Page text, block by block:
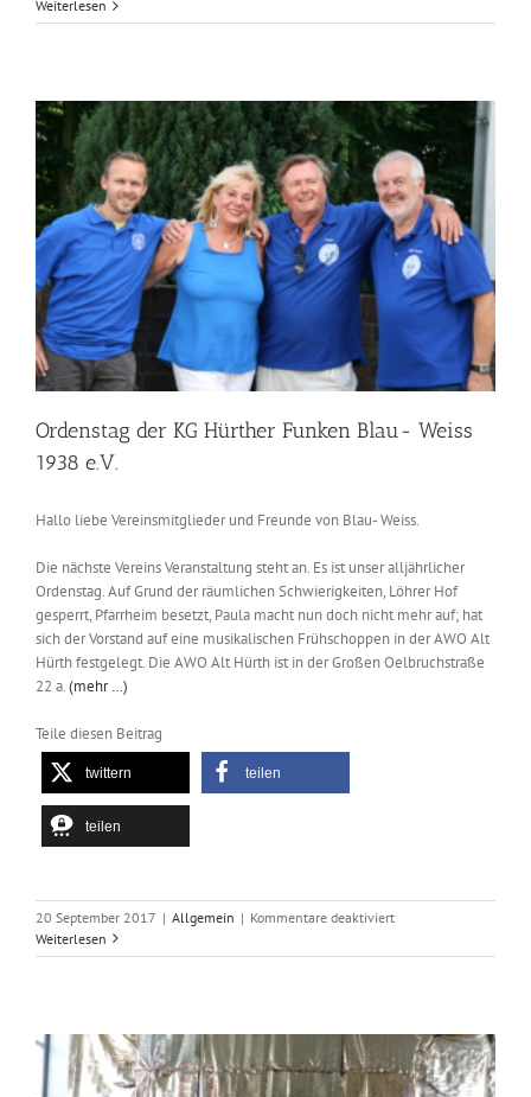
2017
Herz
25.11.2017
Weiterlesen
Ordenstag der KG Hürther Funken Blau- Weiss
1938 e.V.
Hallo liebe Vereinsmitglieder und Freunde von Blau- Weiss.
Die nächste Vereins Veranstaltung steht an. Es ist unser alljährlicher
Ordenstag. Auf Grund der räumlichen Schwierigkeiten, Löhrer Hof
gesperrt, Pfarrheim besetzt, Paula macht nun doch nicht mehr auf; hat
sich der Vorstand auf eine musikalischen Frühschoppen in der AWO Alt
Hürth festgelegt. Die AWO Alt Hürth ist in der Großen Oelbruchstraße
22 a.(mehr …)
Teile diesen Beitrag
twittern teilen
teilen
20 September 2017 | Allgemein | Kommentare deaktiviertfür
der
Blau-
Weiss
1938
Weiterlesen